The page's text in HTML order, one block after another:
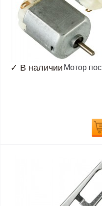
✓ В наличии Мотор